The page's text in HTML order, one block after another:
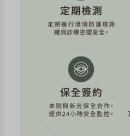
點